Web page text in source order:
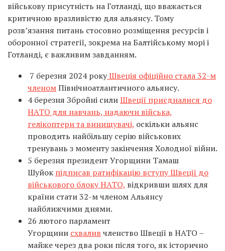
військову присутність на Готланді, що вважається
критичною вразливістю для альянсу. Тому
розв’язання питань стосовно розміщення ресурсів і
оборонної стратегії, зокрема на Балтійському морі і
Готланді, є важливим завданням.
7 березня 2024 рокуШвеція офіційно стала 32-м
членомПівнічноатлантичного альянсу.
4 березня Збройні сили Швеції приєдналися до
НАТО для навчань, надаючи війська,
гелікоптери та винищувачі, оскільки альянс
проводить найбільшу серію військових
тренувань з моменту закінчення Холодної війни.
5 березня президент Угорщини Тамаш
Шуйок підписав ратифікацію вступу Швеції до
військового блоку НАТО, відкривши шлях для
країни стати 32-м членом Альянсу
найближчими днями.
26 лютого парламент
Угорщини схвалив членство Швеції в НАТО –
майже через два роки після того, як історично